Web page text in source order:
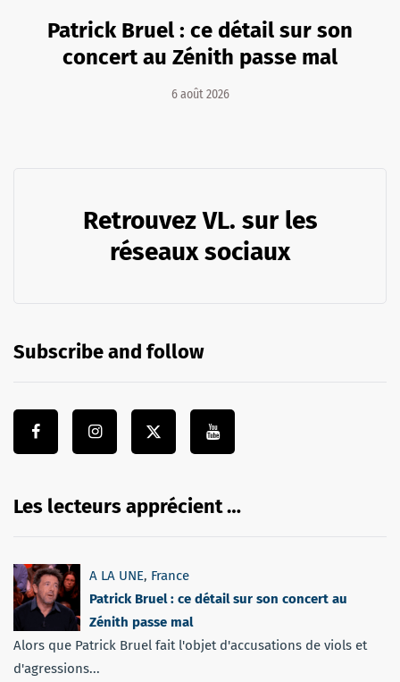
Patrick Bruel : ce détail sur son
concert au Zénith passe mal
6 août 2026
Retrouvez VL. sur les
réseaux sociaux
Subscribe and follow
Les lecteurs apprécient …
A LA UNE, France
Patrick Bruel : ce détail sur son concert au
Zénith passe mal
Alors que Patrick Bruel fait l'objet d'accusations de viols et
d'agressions...